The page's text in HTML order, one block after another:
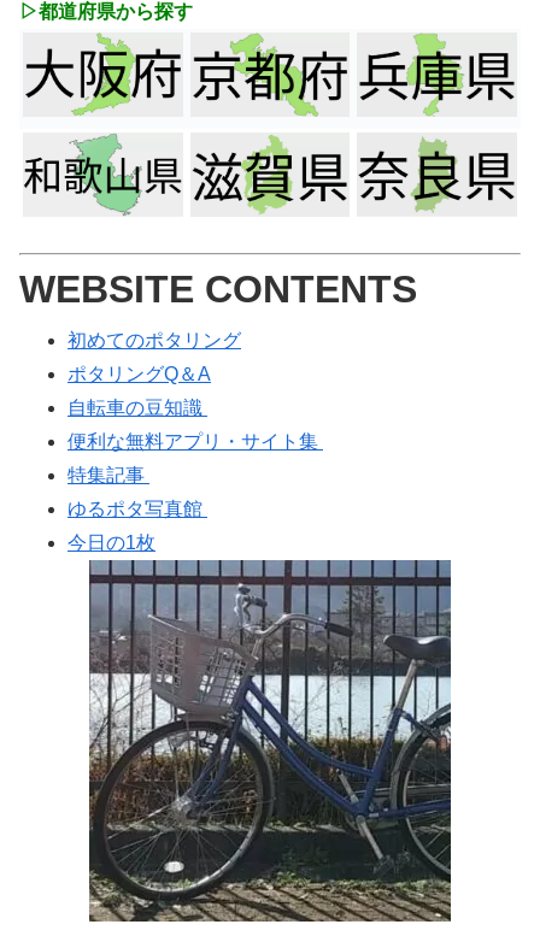
▷都道府県から探す
WEBSITE CONTENTS
初めてのポタリング
ポタリングQ＆A
自転車の豆知識
便利な無料アプリ・サイト集
特集記事
ゆるポタ写真館
今日の1枚